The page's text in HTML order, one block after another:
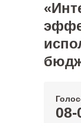
08-